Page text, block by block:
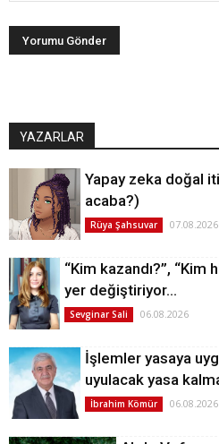
YAZARLAR
Yapay zeka doğal
acaba?)
Rüya Şahsuvar 07.08.2026
“Kim kazandı?”,
yer değiştiriyor…
Sevginar Sali 06.08.2026
İşlemler yasaya
uyulacak yasa
İbrahim Kömür 06.08.2026